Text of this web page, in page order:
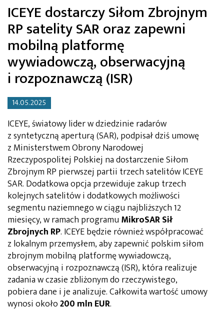
ICEYE dostarczy Siłom Zbrojnym
RP satelity SAR oraz zapewni
mobilną platformę
wywiadowczą, obserwacyjną
i rozpoznawczą (ISR)
14.05.2025
ICEYE, światowy lider w dziedzinie radarów
z syntetyczną aperturą (SAR), podpisał dziś umowę
z Ministerstwem Obrony Narodowej
Rzeczypospolitej Polskiej na dostarczenie Siłom
Zbrojnym RP pierwszej partii trzech satelitów ICEYE
SAR. Dodatkowa opcja przewiduje zakup trzech
kolejnych satelitów i dodatkowych możliwości
segmentu naziemnego w ciągu najbliższych 12
miesięcy, w ramach programu MikroSAR Sił
Zbrojnych RP. ICEYE będzie również współpracować
z lokalnym przemysłem, aby zapewnić polskim siłom
zbrojnym mobilną platformę wywiadowczą,
obserwacyjną i rozpoznawczą (ISR), która realizuje
zadania w czasie zbliżonym do rzeczywistego,
pobiera dane i je analizuje. Całkowita wartość umowy
wynosi około200 mln EUR.